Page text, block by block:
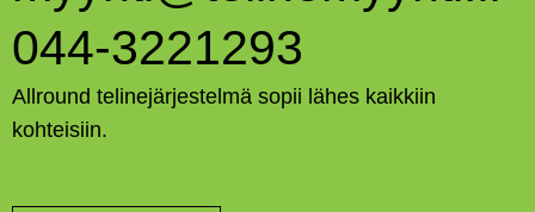
044-3221293
Allround telinejärjestelmä sopii lähes kaikkiin
kohteisiin.